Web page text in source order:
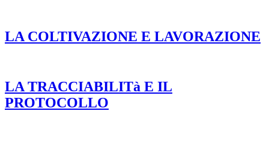
LA COLTIVAZIONE E LAVORAZIONE
LA TRACCIABILITà E IL
PROTOCOLLO